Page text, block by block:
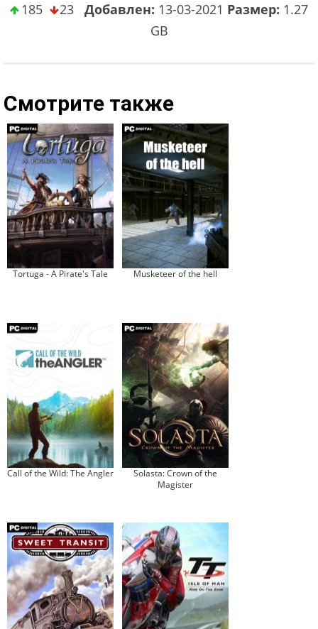
185 23 Добавлен: 13-03-2021 Размер: 1.27
GB
Смотрите также
Tortuga - A Pirate's Tale Musketeer of the hell
Call of the Wild: The Angler
Solasta: Crown of the
Magister